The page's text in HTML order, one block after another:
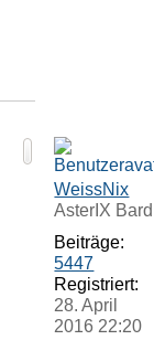
WeissNix
AsterIX Bard
Beiträge:
5447
Registriert:
28. April
2016 22:20